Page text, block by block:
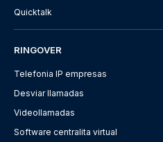
Quicktalk
RINGOVER
Telefonia IP empresas
Desviar llamadas
Videollamadas
Software centralita virtual